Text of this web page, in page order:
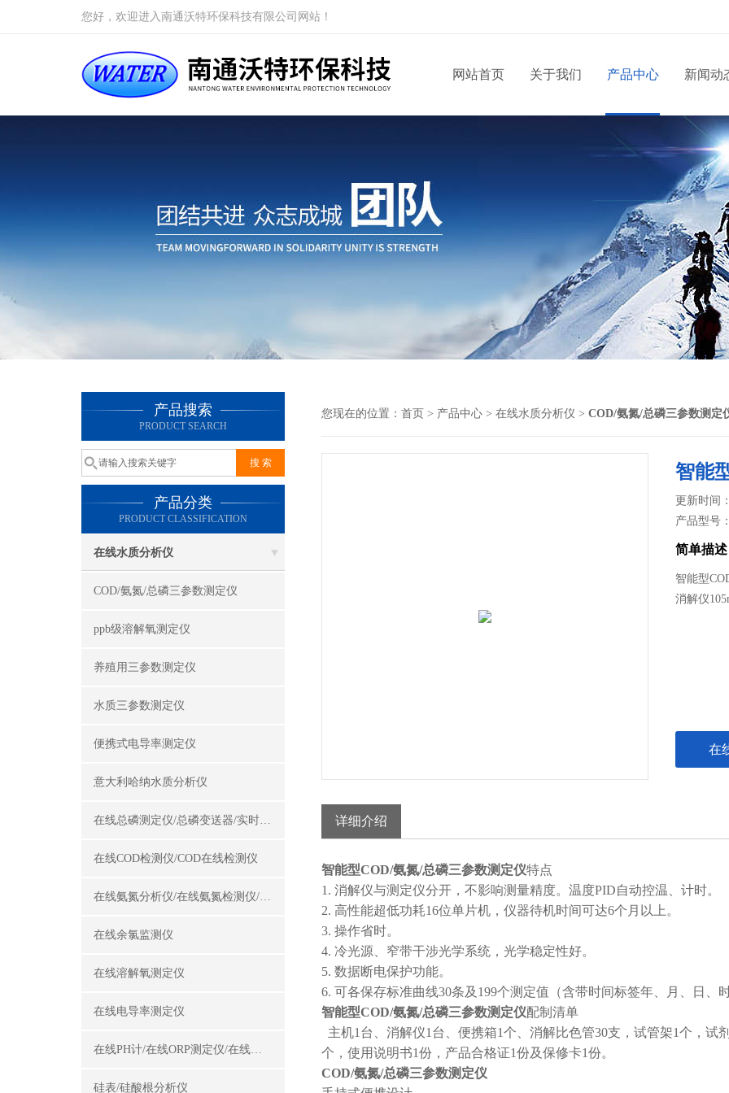
您好，欢迎进入南通沃特环保科技有限公司网站！
网站首页 关于我们 产品中心 新闻动
产品搜索
PRODUCT SEARCH
产品分类
PRODUCT CLASSIFICATION
在线水质分析仪
COD/氨氮/总磷三参数测定仪
ppb级溶解氧测定仪
养殖用三参数测定仪
水质三参数测定仪
便携式电导率测定仪
意大利哈纳水质分析仪
在线总磷测定仪/总磷变送器/实时总磷监测仪
在线COD检测仪/COD在线检测仪
在线氨氮分析仪/在线氨氮检测仪/氨氮变送器
在线余氯监测仪
在线溶解氧测定仪
在线电导率测定仪
在线PH计/在线ORP测定仪/在线酸碱度计
硅表/硅酸根分析仪
您现在的位置： 首页 > 产品中心 > 在线水质分析仪 > COD/氨氮/总磷三参数测定
智能
更新时间
产品型号
简单描述
智能型
消解仪
在
详细介绍
智能型COD/氨氮/总磷三参数测定仪特点
1. 消解仪与测定仪分开，不影响测量精度。温度PID自动控温、计时。
2. 高性能超低功耗16位单片机，仪器待机时间可达6个月以上。
3. 操作省时。
4. 冷光源、窄带干涉光学系统，光学稳定性好。
5. 数据断电保护功能。
6. 可各保存标准曲线30条及199个测定值（含带时间标签年、月、日、
智能型COD/氨氮/总磷三参数测定仪配制清单
主机1台、消解仪1台、便携箱1个、消解比色管30支，试管架1个，试
个，使用说明书1份，产品合格证1份及保修卡1份。
COD/氨氮/总磷三参数测定仪